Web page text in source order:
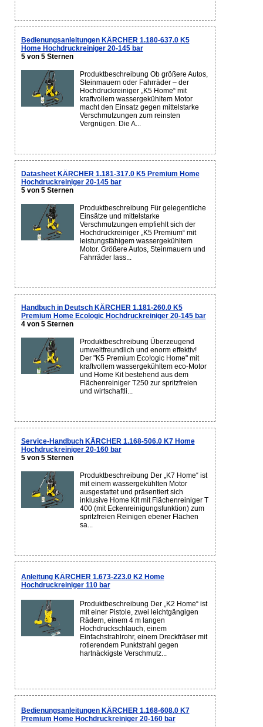
Bedienungsanleitungen KÄRCHER 1.180-637.0 K5
Home Hochdruckreiniger 20-145 bar
5 von 5 Sternen
Produktbeschreibung Ob größere Autos,
Steinmauern oder Fahrräder – der
Hochdruckreiniger „K5 Home“ mit
kraftvollem wassergekühltem Motor
macht den Einsatz gegen mittelstarke
Verschmutzungen zum reinsten
Vergnügen. Die A...
Datasheet KÄRCHER 1.181-317.0 K5 Premium Home
Hochdruckreiniger 20-145 bar
5 von 5 Sternen
Produktbeschreibung Für gelegentliche
Einsätze und mittelstarke
Verschmutzungen empfiehlt sich der
Hochdruckreiniger „K5 Premium“ mit
leistungsfähigem wassergekühltem
Motor. Größere Autos, Steinmauern und
Fahrräder lass...
Handbuch in Deutsch KÄRCHER 1.181-260.0 K5
Premium Home Ecologic Hochdruckreiniger 20-145 bar
4 von 5 Sternen
Produktbeschreibung Überzeugend
umweltfreundlich und enorm effektiv!
Der "K5 Premium Eco!ogic Home" mit
kraftvollem wassergekühltem eco-Motor
und Home Kit bestehend aus dem
Flächenreiniger T250 zur spritzfreien
und wirtschaftli...
Service-Handbuch KÄRCHER 1.168-506.0 K7 Home
Hochdruckreiniger 20-160 bar
5 von 5 Sternen
Produktbeschreibung Der „K7 Home“ ist
mit einem wassergekühlten Motor
ausgestattet und präsentiert sich
inklusive Home Kit mit Flächenreiniger T
400 (mit Eckenreinigungsfunktion) zum
spritzfreien Reinigen ebener Flächen
sa...
Anleitung KÄRCHER 1.673-223.0 K2 Home
Hochdruckreiniger 110 bar
Produktbeschreibung Der „K2 Home“ ist
mit einer Pistole, zwei leichtgängigen
Rädern, einem 4 m langen
Hochdruckschlauch, einem
Einfachstrahlrohr, einem Dreckfräser mit
rotierendem Punktstrahl gegen
hartnäckigste Verschmutz...
Bedienungsanleitungen KÄRCHER 1.168-608.0 K7
Premium Home Hochdruckreiniger 20-160 bar